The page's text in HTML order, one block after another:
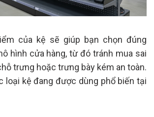
của kệ sẽ giúp bạn chọn đúng
hình cửa hàng, từ đó tránh mua sai
trưng hoặc trưng bày kém an toàn.
loại kệ đang được dùng phổ biến tại